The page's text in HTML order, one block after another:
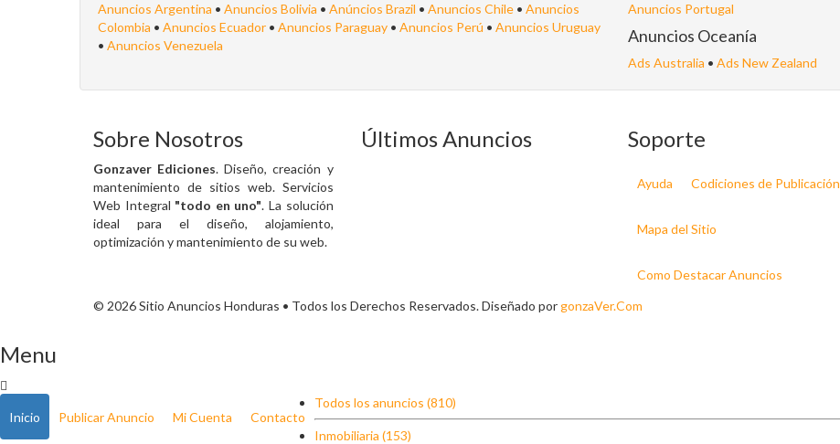
Anuncios Argentina • Anuncios Bolivia • Anúncios Brazil • Anuncios Chile • Anuncios
Colombia • Anuncios Ecuador • Anuncios Paraguay • Anuncios Perú • Anuncios Uruguay
• Anuncios Venezuela
Anuncios Portugal
Anuncios Oceanía
Ads Australia • Ads New Zealand
Sobre Nosotros
Gonzaver Ediciones. Diseño, creación y
mantenimiento de sitios web. Servicios
Web Integral "todo en uno". La solución
ideal para el diseño, alojamiento,
optimización y mantenimiento de su web.
Últimos Anuncios Soporte
Ayuda Codiciones de Publicación
Mapa del Sitio
Como Destacar Anuncios
© 2026 Sitio Anuncios Honduras • Todos los Derechos Reservados. Diseñado porgonzaVer.Com
Menu
Inicio Publicar Anuncio Mi Cuenta Contacto
Todos los anuncios (810)
Inmobiliaria (153)